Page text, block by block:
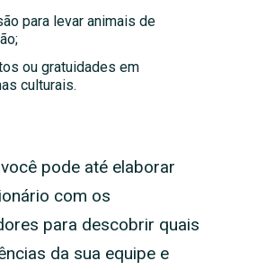
para levar animais de
ou gratuidades em
culturais.
pode até elaborar
com os
para descobrir quais
da sua equipe e